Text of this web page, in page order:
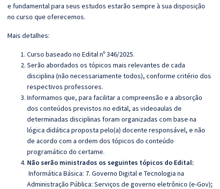
e fundamental para seus estudos estarão sempre à sua disposição
no curso que oferecemos.
Mais detalhes:
Curso baseado no Edital nº 346/2025.
Serão abordados os tópicos mais relevantes de cada
disciplina (não necessariamente todos), conforme critério dos
respectivos professores.
Informamos que, para facilitar a compreensão e a absorção
dos conteúdos previstos no edital, as videoaulas de
determinadas disciplinas foram organizadas com base na
lógica didática proposta pelo(a) docente responsável, e não
de acordo com a ordem dos tópicos do conteúdo
programático do certame.
Não serão ministrados os seguintes tópicos do Edital:
Informática Básica: 7. Governo Digital e Tecnologia na
Administração Pública: Serviços de governo eletrônico (e-Gov);